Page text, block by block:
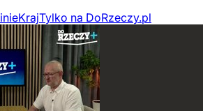
KrajTylko na DoRzeczy.pl